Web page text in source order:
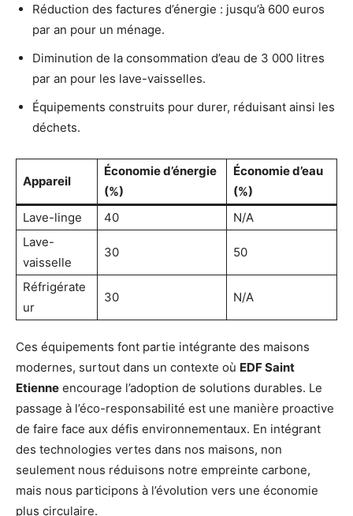
Réduction des factures d’énergie : jusqu’à 600 euros
par an pour un ménage.
Diminution de la consommation d’eau de 3 000 litres
par an pour les lave-vaisselles.
Équipements construits pour durer, réduisant ainsi les
déchets.
Appareil
Économie d’énergie
(%)
Économie d’eau
(%)
Lave-linge
40
N/A
Lave-
vaisselle
30 50
Réfrigérate
ur
30 N/A
Ces équipements font partie intégrante des maisons
modernes, surtout dans un contexte où EDF Saint
Etienne encourage l’adoption de solutions durables. Le
passage à l’éco-responsabilité est une manière proactive
de faire face aux défis environnementaux. En intégrant
des technologies vertes dans nos maisons, non
seulement nous réduisons notre empreinte carbone,
mais nous participons à l’évolution vers une économie
plus circulaire.